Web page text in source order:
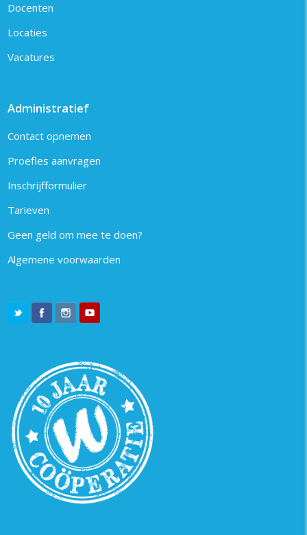
Docenten
Locaties
Vacatures
Administratief
Contact opnemen
Proefles aanvragen
Inschrijfformulier
Tarieven
Geen geld om mee te doen?
Algemene voorwaarden